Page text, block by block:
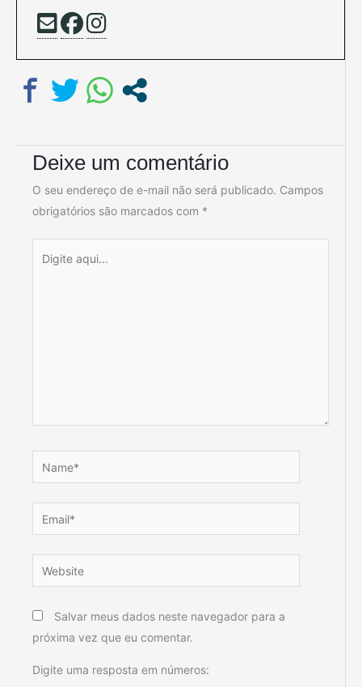
Deixe um comentário
O seu endereço de e-mail não será publicado. Campos
obrigatórios são marcados com *
aqui...
Email*
Website
Salvar meus dados neste navegador para a
próxima vez que eu comentar.
Digite uma resposta em números: